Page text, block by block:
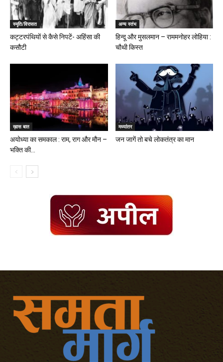
स्मृति/विरासत
कट्टरपंथियों से कैसे निपटें- अहिंसा की
कसौटी
अन्य स्तंभ
हिन्दू और मुसलमान – राममनोहर लोहिया :
चौथी किस्त
ख़ास बात
अयोध्या का समकाल : राम, राग और मौन –
भक्ति की...
मध्यांतर
जन जागें तो बचे लोकतंत्र का मान